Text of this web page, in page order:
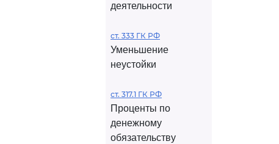
деятельности
ст. 333 ГК РФ
Уменьшение
неустойки
ст. 317.1 ГК РФ
Проценты по
денежному
обязательству